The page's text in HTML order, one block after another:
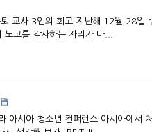
해 12월 28일 주일 2부
고를 감사하는 자리가 마...